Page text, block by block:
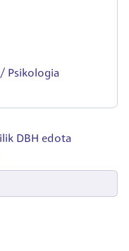
Psikologia
DBH edota